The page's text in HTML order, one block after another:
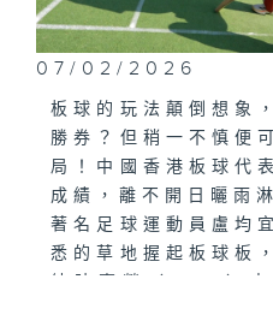
07/02/2026
板球的玩法顛倒想象
勝券？但稍一不慎便
局！中國香港板球代
成績，離不開日曬雨
著名足球運動員盧均
悉的草地握起板球板